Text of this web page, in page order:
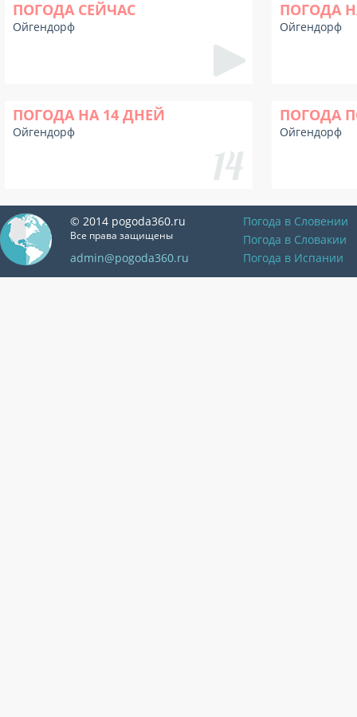
ПОГОДА СЕЙЧАС
Ойгендорф
ПОГОДА
Ойгендорф
ПОГОДА НА 14 ДНЕЙ
Ойгендорф
ПОГОДА
Ойгендорф
© 2014 pogoda360.ru
Все права защищены
admin@pogoda360.ru
Погода в Словении
Погода в Словакии
Погода в Испании